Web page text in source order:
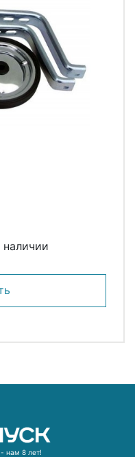
наличии
нам 8 лет!